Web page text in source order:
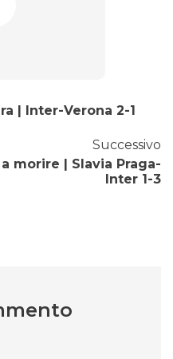
| Inter-Verona 2-1
Successivo
morire | Slavia Praga-
Inter 1-3